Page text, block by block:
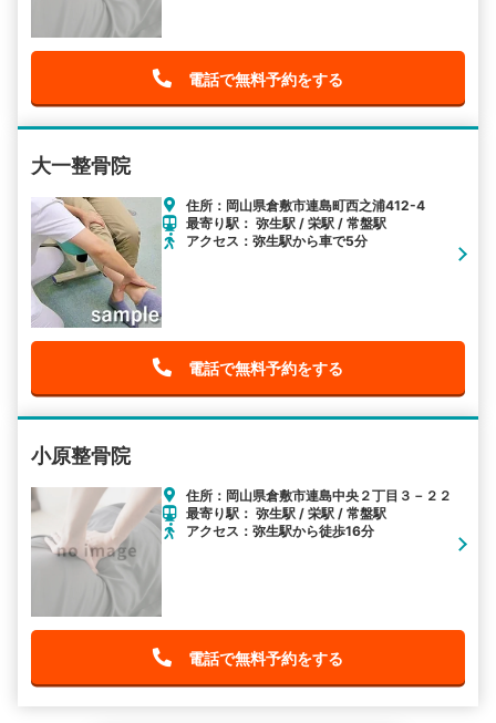
電話で無料予約をする
大一整骨院
住所：岡山県倉敷市連島町西之浦412-4
最寄り駅： 弥生駅 / 栄駅 / 常盤駅
アクセス：弥生駅から車で5分
電話で無料予約をする
小原整骨院
住所：岡山県倉敷市連島中央２丁目３－２２
最寄り駅： 弥生駅 / 栄駅 / 常盤駅
アクセス：弥生駅から徒歩16分
電話で無料予約をする